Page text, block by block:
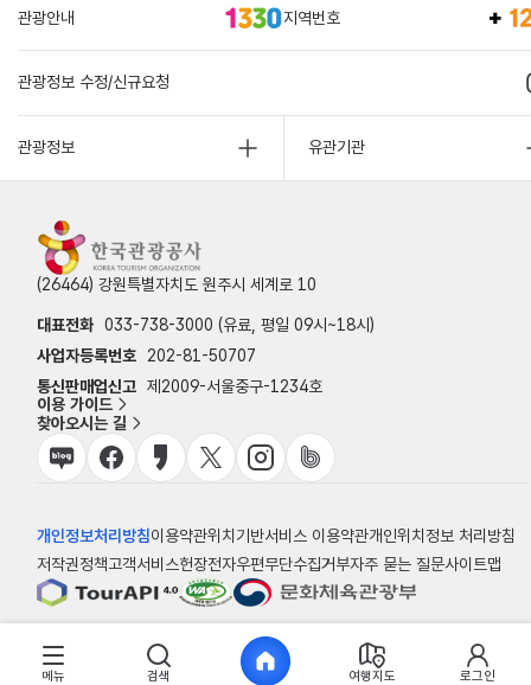
관광안내 지역번호
관광정보 수정/신규요청
관광정보 유관기관
(26464) 강원특별자치도 원주시 세계로 10
대표전화 033-738-3000 (유료, 평일 09시~18시)
사업자등록번호
202-81-50707
통신판매업신고 제2009-서울중구-1234호
이용 가이드
찾아오시는 길
개인정보처리방침이용약관위치기반서비스 이용약관개인위치정보 처리방침
저작권정책고객서비스헌장전자우편무단수집거부자주 묻는 질문사이트맵
© 한국관광공사
메뉴 검색 여행지도 로그인